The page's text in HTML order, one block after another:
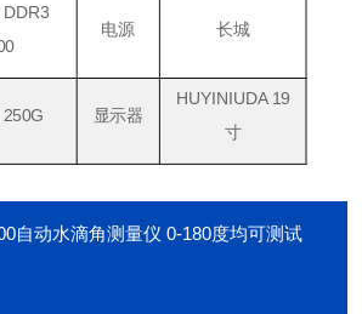
电源 长城
显示器
HUYINIUDA 19
寸
自动水滴角测量仪 0-180度均可测试